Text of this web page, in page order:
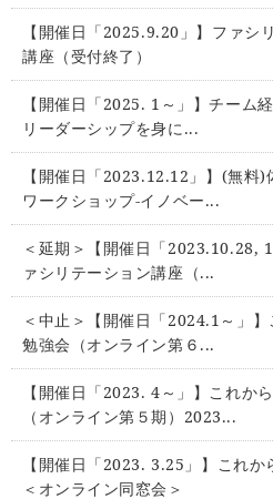
【開催日「2025.9.20」】ファシ
講座（受付終了）
【開催日「2025. 1～」】チーム
リーダーシップを身に...
【開催日「2023.12.12」】(無料)
ワークショップ-イノベー...
＜延期＞【開催日「2023.10.28,
ァシリテーション講座（...
＜中止＞【開催日「2024.1～」
勉強会（オンライン第６...
【開催日「2023. 4～」】これか
（オンライン第５期）2023...
【開催日「2023. 3.25」】これ
＜オンライン同窓会＞